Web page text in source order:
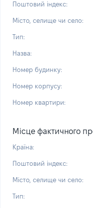
Поштовий індекс:
Місто, селище чи село:
Тип:
Назва:
Номер будинку:
Номер корпусу:
Номер квартири:
Місце фактичного
Країна:
Поштовий індекс:
Місто, селище чи село:
Тип: